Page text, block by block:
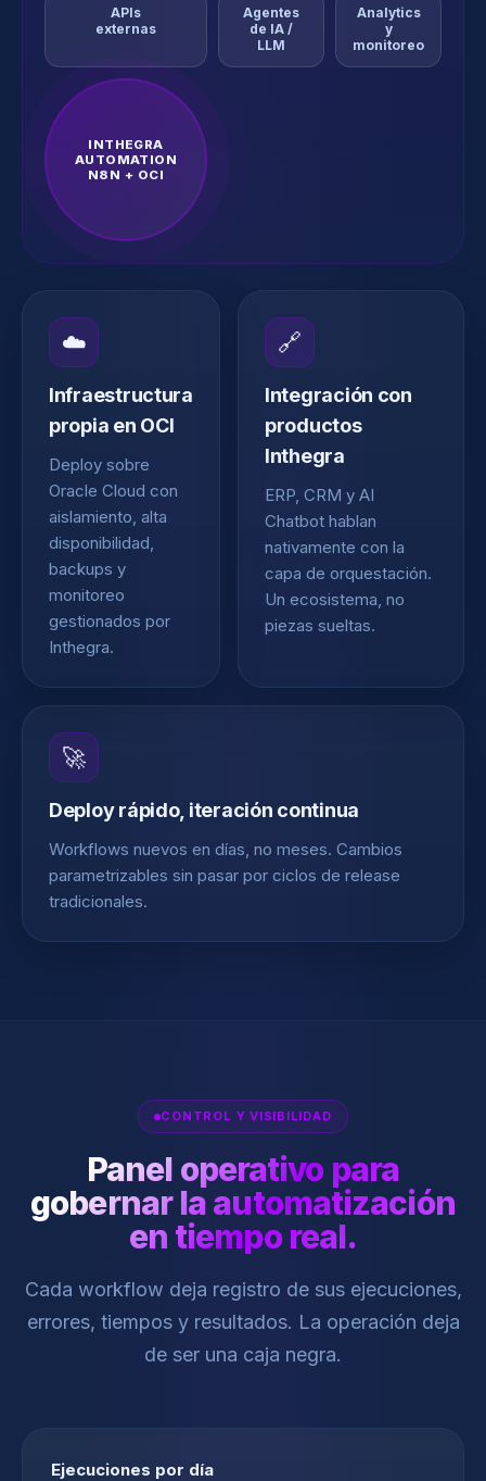
APIs
externas
Agentes
de IA /
LLM
Analytics
y
monitoreo
INTHEGRA
AUTOMATION
N8N + OCI
☁️
Infraestructura
propia en OCI
Deploy sobre
Oracle Cloud con
aislamiento, alta
disponibilidad,
backups y
monitoreo
gestionados por
Inthegra.
🔗
Integración con
productos
Inthegra
ERP, CRM y AI
Chatbot hablan
nativamente con la
capa de orquestación.
Un ecosistema, no
piezas sueltas.
🚀
Deploy rápido, iteración continua
Workflows nuevos en días, no meses. Cambios
parametrizables sin pasar por ciclos de release
tradicionales.
CONTROL Y VISIBILIDAD
Panel operativo para
gobernar la automatización
en tiempo real.
Cada workflow deja registro de sus ejecuciones,
errores, tiempos y resultados. La operación deja
de ser una caja negra.
Ejecuciones por día